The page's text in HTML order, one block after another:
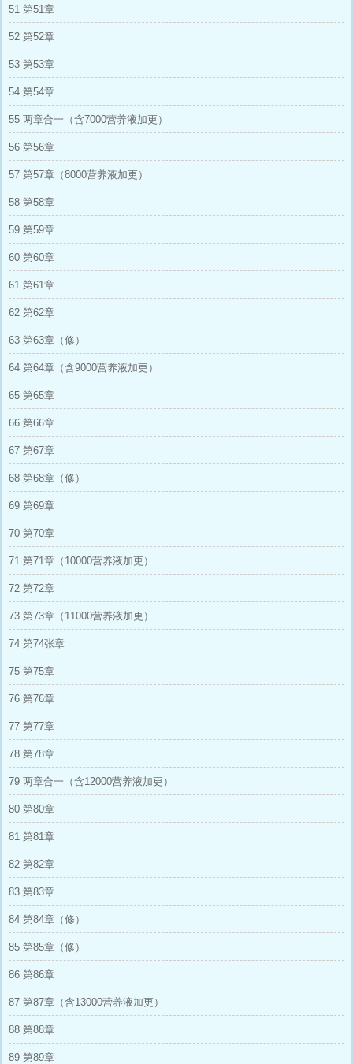
51 第51章
52 第52章
53 第53章
54 第54章
55 两章合一（含7000营养液加更）
56 第56章
57 第57章（8000营养液加更）
58 第58章
59 第59章
60 第60章
61 第61章
62 第62章
63 第63章（修）
64 第64章（含9000营养液加更）
65 第65章
66 第66章
67 第67章
68 第68章（修）
69 第69章
70 第70章
71 第71章（10000营养液加更）
72 第72章
73 第73章（11000营养液加更）
74 第74张章
75 第75章
76 第76章
77 第77章
78 第78章
79 两章合一（含12000营养液加更）
80 第80章
81 第81章
82 第82章
83 第83章
84 第84章（修）
85 第85章（修）
86 第86章
87 第87章（含13000营养液加更）
88 第88章
89 第89章